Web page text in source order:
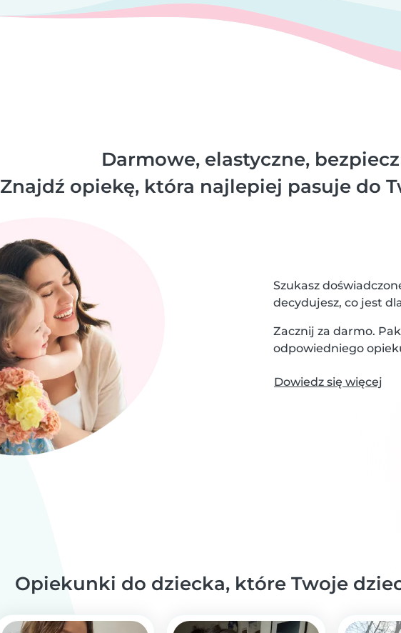
Darmowe, elastyczne,
Znajdź opiekę, która najlepiej pasuje do
Szukasz
decydujesz, co jest
Zacznij za darmo.
odpowiedniego
Dowiedz się więcej
Opiekunki do dziecka, które Twoje